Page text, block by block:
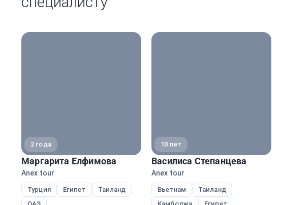
2 года
Маргарита Елфимова
Anex tour
Турция Египет
Таиланд
10 лет
Василиса Степанцева
Anex tour
Вьетнам
Таиланд